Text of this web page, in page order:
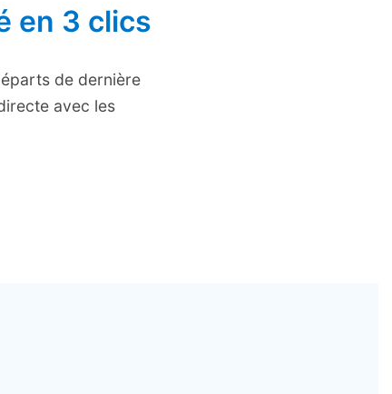
en 3 clics
de dernière
avec les